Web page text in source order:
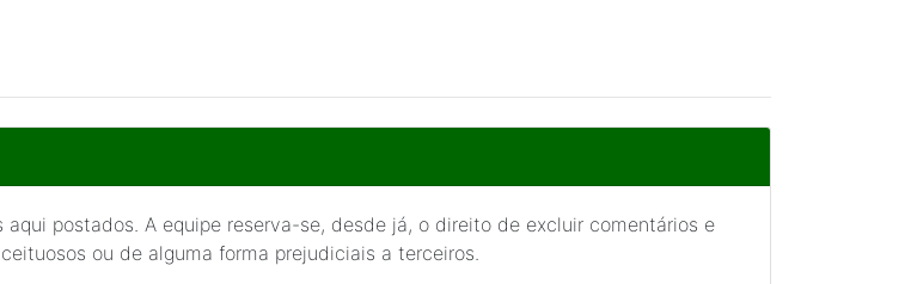
postados. A equipe reserva-se, desde já, o direito de excluir comentários e
ou de alguma forma prejudiciais a terceiros.